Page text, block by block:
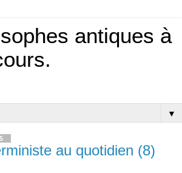
antiques à
▼
au quotidien (8)